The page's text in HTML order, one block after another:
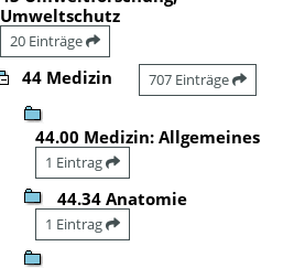
Umweltschutz
20 Einträge
44 Medizin 707 Einträge
44.00 Medizin: Allgemeines
1 Eintrag
44.34 Anatomie
1 Eintrag